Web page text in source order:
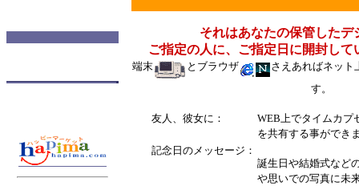
それはあなたの保管したデ
ご指定の人に、ご指定日に開封して
端末 とブラウザ
さえあればネット
す。
友人、彼女に：
WEB上でタイムカプ
を共有する事ができ
記念日のメッセージ：
誕生日や結婚式など
や思いでの写真に未